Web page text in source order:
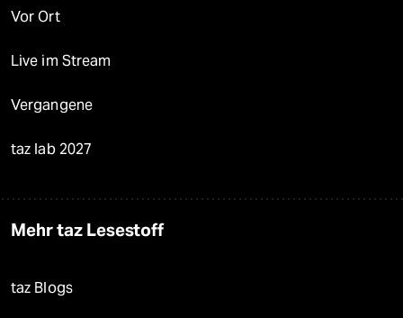
Vor Ort
Live im Stream
Vergangene
taz lab 2027
Mehr taz Lesestoff
taz Blogs